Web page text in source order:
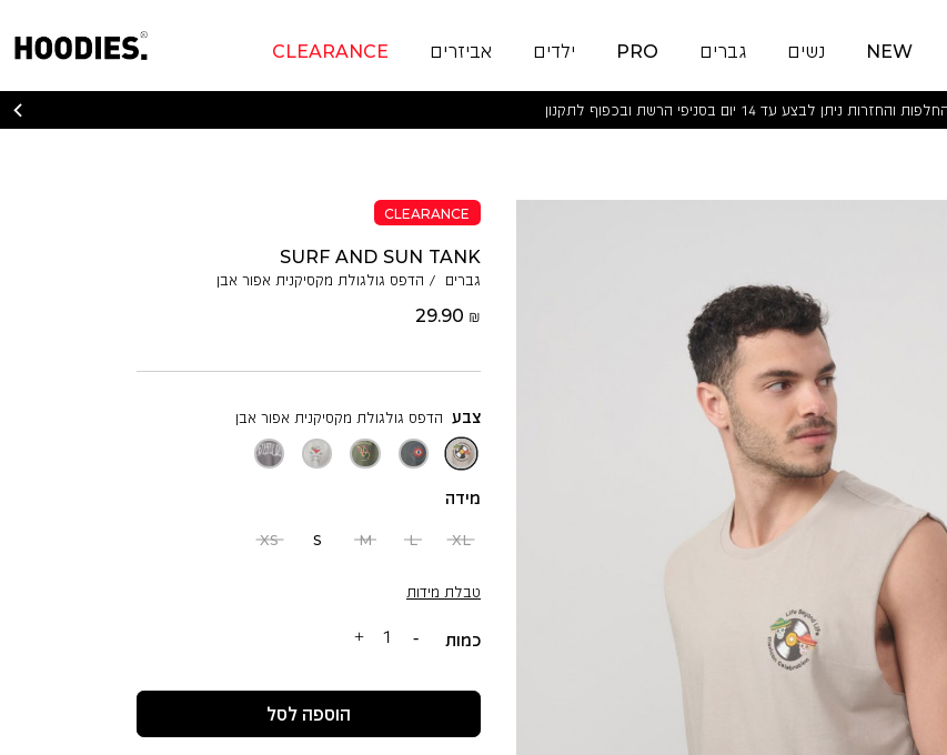
NEW נשים גברים PRO ילדים אביזרים CLEARANCE
החלפות והחזרות ניתן לבצע עד 14 יום בסניפי הרשת ובכפוף לתקנון
SURF
CLEARANCE
SURF AND SUN TANK
גברים / הדפס גולגולת מקסיקנית אפור אבן
29.90 ₪
צבע הדפס גולגולת מקסיקנית אפור אבן
הדפס
גולגולת
אפור
הדפס
עין
הדפס
נחשים
הדפס
קוקטייל
גרייטפול
דד
מידה
XS S M L XL
טבלת מידות
כמות
הוספה לסל